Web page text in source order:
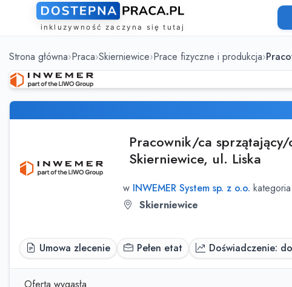
Strona główna Praca Skierniewice Prace fizyczne i produkcja
Pracownik/ca
Skierniewice, ul. Liska
w INWEMER System sp. z o.o.
Skierniewice
Umowa zlecenie Pełen etat Doświadczenie: